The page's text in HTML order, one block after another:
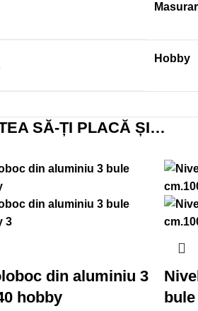
Hobby
SĂ-ȚI PLACĂ ȘI…
din aluminiu 3
hobby